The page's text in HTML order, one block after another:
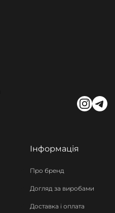
Інформація
Про бренд
Догляд за виробами
Доставка і оплата